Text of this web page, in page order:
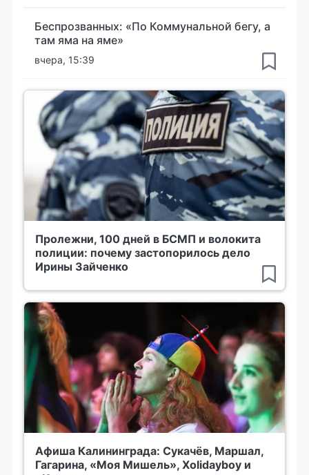
Беспрозванных: «По Коммунальной бегу, а
там яма на яме»
вчера, 15:39
Пролежни, 100 дней в БСМП и волокита
полиции: почему застопорилось дело
Ирины Зайченко
Афиша Калининграда: Сукачёв, Маршал,
Гагарина, «Моя Мишель», Xolidayboy и